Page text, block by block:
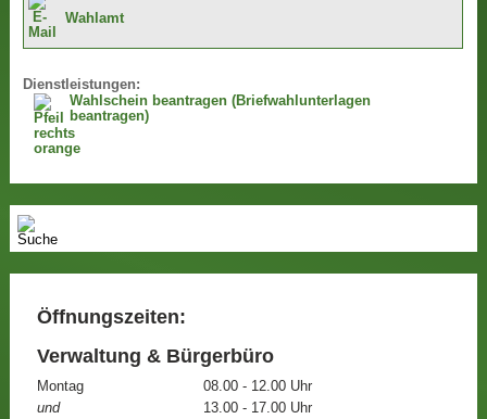
Wahlamt
Dienstleistungen:
Wahlschein beantragen (Briefwahlunterlagen
beantragen)
Öffnungszeiten:
Verwaltung & Bürgerbüro
Montag
08.00 - 12.00 Uhr
und
13.00 - 17.00 Uhr